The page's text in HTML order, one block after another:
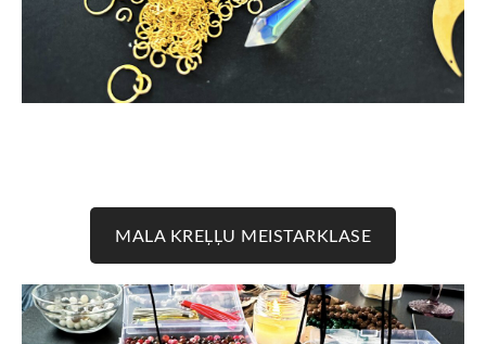
MALA KREĻĻU MEISTARKLASE